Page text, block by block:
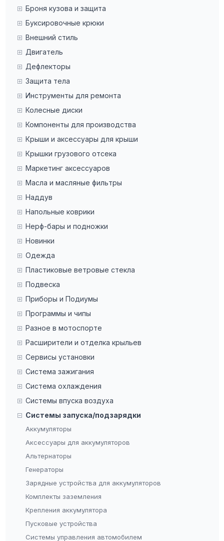
Броня кузова и защита
Буксировочные крюки
Внешний стиль
Двигатель
Дефлекторы
Защита тела
Инструменты для ремонта
Колесные диски
Компоненты для производства
Крыши и аксессуары для крыши
Крышки грузового отсека
Маркетинг аксессуаров
Масла и масляные фильтры
Наддув
Напольные коврики
Нерф-бары и подножки
Новинки
Одежда
Пластиковые ветровые стекла
Подвеска
Приборы и Подиумы
Программы и чипы
Разное в мотоспорте
Расширители и отделка крыльев
Сервисы установки
Система зажигания
Система охлаждения
Системы впуска воздуха
Системы запуска/подзарядки
Аккумуляторы
Аксессуары для аккумуляторов
Альтернаторы
Генераторы
Зарядные устройства для аккумуляторов
Комплекты заземления
Крепления аккумулятора
Пусковые устройства
Системы управления автомобилем